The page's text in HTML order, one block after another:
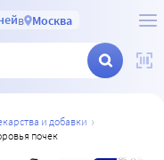
в Москва
и добавки
почек